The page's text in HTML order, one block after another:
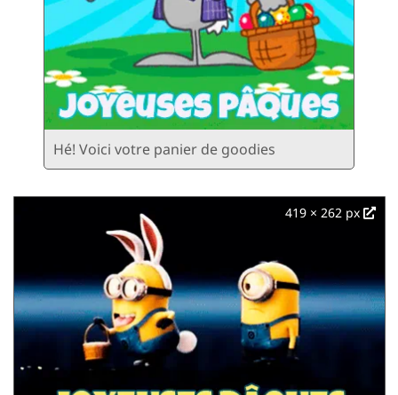
Hé! Voici votre panier de goodies
419 × 262 px